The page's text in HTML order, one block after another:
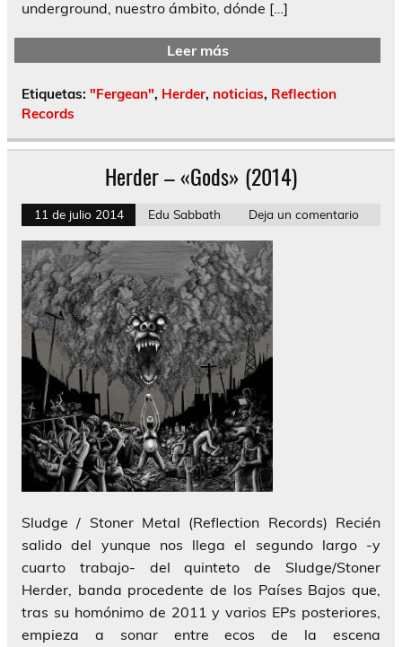
underground, nuestro ámbito, dónde […]
Leer más
Etiquetas: "Fergean", Herder, noticias, Reflection
Records
Herder – «Gods» (2014)
11 de julio 2014 Edu Sabbath Deja un comentario
Sludge / Stoner Metal (Reflection Records) Recién
salido del yunque nos llega el segundo largo -y
cuarto trabajo- del quinteto de Sludge/Stoner
Herder, banda procedente de los Países Bajos que,
tras su homónimo de 2011 y varios EPs posteriores,
empieza a sonar entre ecos de la escena